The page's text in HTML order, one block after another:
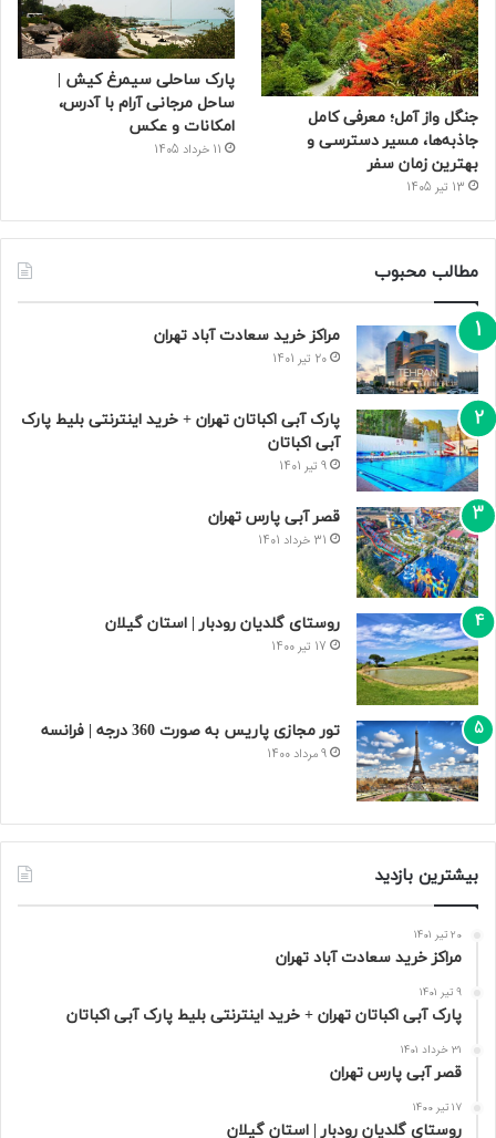
جنگل واز آمل؛ معرفی کامل
جاذبه‌ها، مسیر دسترسی و
بهترین زمان سفر
13 تیر 1405
پارک ساحلی سیمرغ کیش |
ساحل مرجانی آرام با آدرس،
امکانات و عکس
11 خرداد 1405
مطالب محبوب
مراکز خرید سعادت‌ آباد تهران
20 تیر 1401
پارک آبی اکباتان تهران + خرید اینترنتی بلیط پارک
آبی اکباتان
9 تیر 1401
قصر آبی پارس تهران
31 خرداد 1401
روستای گلدیان رودبار | استان گیلان
17 تیر 1400
تور مجازی پاریس به صورت 360 درجه | فرانسه
9 مرداد 1400
بیشترین بازدید
20 تیر 1401
مراکز خرید سعادت‌ آباد تهران
9 تیر 1401
پارک آبی اکباتان تهران + خرید اینترنتی بلیط پارک آبی اکباتان
31 خرداد 1401
قصر آبی پارس تهران
17 تیر 1400
روستای گلدیان رودبار | استان گیلان